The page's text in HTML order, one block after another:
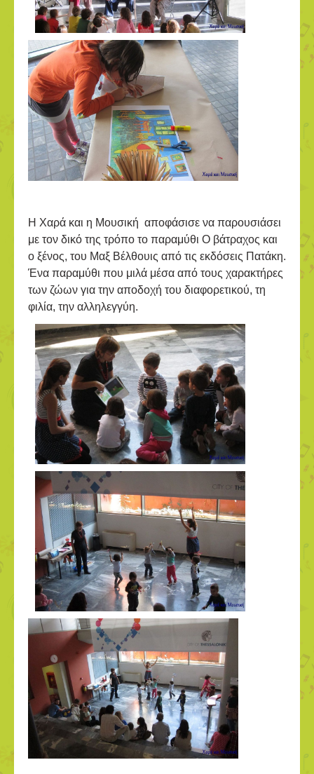
Η Χαρά και η Μουσική αποφάσισε να παρουσιάσει
με τον δικό της τρόπο το παραμύθι Ο βάτραχος και
ο ξένος, του Μαξ Βέλθουις από τις εκδόσεις Πατάκη.
Ένα παραμύθι που μιλά μέσα από τους χαρακτήρες
των ζώων για την αποδοχή του διαφορετικού, τη
φιλία, την αλληλεγγύη.